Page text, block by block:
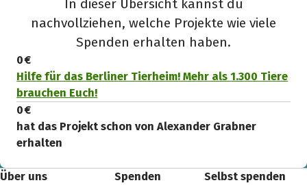
In dieser Übersicht kannst du
nachvollziehen, welche Projekte wie viele
Spenden erhalten haben.
0 €
Hilfe für das Berliner Tierheim! Mehr als 1.300 Tiere
brauchen Euch!
0 €
hat das Projekt schon von Alexander Grabner
erhalten
Über uns
Spenden
Selbst spenden